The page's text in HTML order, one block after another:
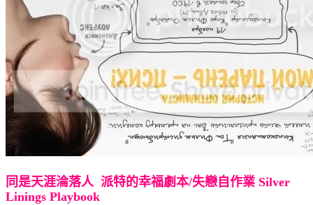
同是天涯淪落人 派特的幸福劇本/失戀自作業 Silver
Linings Playbook